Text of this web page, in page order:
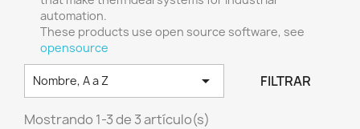
automation.
These products use open source software, see
opensource
Nombre, A a Z  FILTRAR
Mostrando 1-3 de 3 artículo(s)